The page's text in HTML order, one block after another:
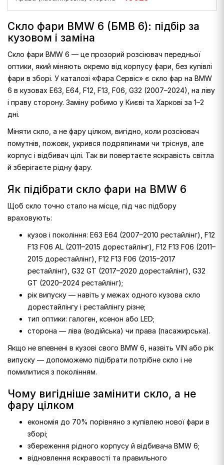
Скло фари BMW 6 (БМВ 6): підбір за
кузовом і заміна
Скло фари BMW 6 — це прозорий розсіювач передньої
оптики, який міняють окремо від корпусу фари, без купівлі
фари в зборі. У каталозі «Фара Сервіс» є скло фар на BMW
6 в кузовах E63, E64, F12, F13, F06, G32 (2007–2024), на ліву
і праву сторону. Заміну робимо у Києві та Харкові за 1–2
дні.
Міняти скло, а не фару цілком, вигідно, коли розсіювач
помутнів, пожовк, укрився подряпинами чи тріснув, але
корпус і відбивач цілі. Так ви повертаєте яскравість світла
й зберігаєте рідну фару.
Як підібрати скло фари на BMW 6
Щоб скло точно стало на місце, під час підбору
враховують:
кузов і покоління: E63 E64 (2007–2010 рестайлінг), F12
F13 F06 AL (2011–2015 дорестайлінг), F12 F13 F06 (2011–
2015 дорестайлінг), F12 F13 F06 (2015–2017
рестайлінг), G32 GT (2017–2020 дорестайлінг), G32
GT (2020–2024 рестайлінг);
рік випуску — навіть у межах одного кузова скло
дорестайлінгу і рестайлінгу різне;
тип оптики: галоген, ксенон або LED;
сторона — ліва (водійська) чи права (пасажирська).
Якщо не впевнені в кузові свого BMW 6, назвіть VIN або рік
випуску — допоможемо підібрати потрібне скло і не
помилитися з поколінням.
Чому вигідніше замінити скло, а не
фару цілком
економія до 70% порівняно з купівлею нової фари в
зборі;
збереження рідного корпусу й відбивача BMW 6;
відновлення яскравості та правильного